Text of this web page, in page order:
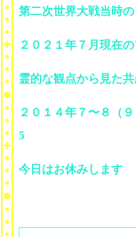
第二次世界大戦当時
２０２１年７月現在
霊的な観点から見た
２０１４年７〜８（
5
今日はお休みします